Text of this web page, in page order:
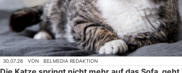
30.07.26 VON BELMEDIA REDAKTION